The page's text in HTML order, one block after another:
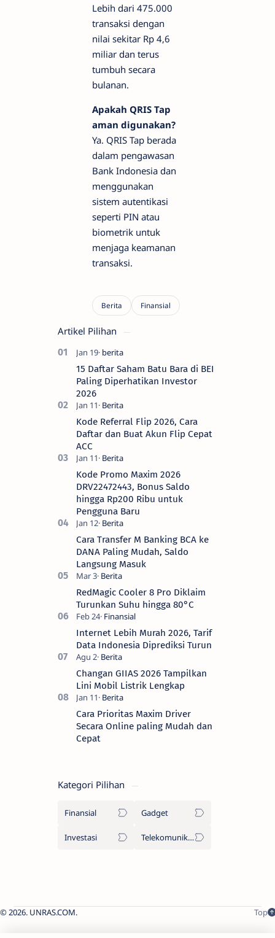
Lebih dari 475.000
transaksi dengan
nilai sekitar Rp 4,6
miliar dan terus
tumbuh secara
bulanan.
Apakah QRIS Tap
aman digunakan?
Ya. QRIS Tap berada
dalam pengawasan
Bank Indonesia dan
menggunakan
sistem autentikasi
seperti PIN atau
biometrik untuk
menjaga keamanan
transaksi.
Artikel Pilihan
15 Daftar Saham Batu Bara di BEI
Paling Diperhatikan Investor
2026
Kode Referral Flip 2026, Cara
Daftar dan Buat Akun Flip Cepat
ACC
Kode Promo Maxim 2026
DRV22472443, Bonus Saldo
hingga Rp200 Ribu untuk
Pengguna Baru
Cara Transfer M Banking BCA ke
DANA Paling Mudah, Saldo
Langsung Masuk
RedMagic Cooler 8 Pro Diklaim
Turunkan Suhu hingga 80°C
Internet Lebih Murah 2026, Tarif
Data Indonesia Diprediksi Turun
Changan GIIAS 2026 Tampilkan
Lini Mobil Listrik Lengkap
Cara Prioritas Maxim Driver
Secara Online paling Mudah dan
Cepat
Kategori Pilihan
Finansial Gadget
Investasi Telekomunikasi
2026. UNRAS.COM.